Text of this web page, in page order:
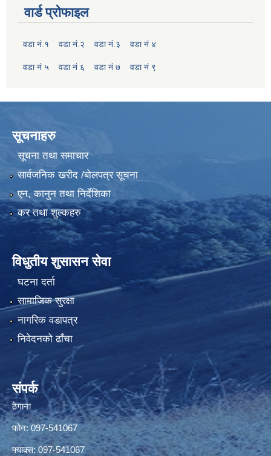
वार्ड प्रोफाइल
वडा नं.१ वडा नं.२ वडा नं.३ वडा नं ४
वडा नं ५ वडा नं ६ वडा नं ७ वडा नं ९
सूचनाहरु
सूचना तथा समाचार
सार्वजनिक खरीद /बोलपत्र सूचना
एन, कानुन तथा निर्देशिका
कर तथा शुल्कहरु
विधुतीय शुसासन सेवा
घटना दर्ता
सामाजिक सुरक्षा
नागरिक वडापत्र
निवेदनको ढाँचा
संपर्क
ठेगाना
फोन: 097-541067
फ्याक्स: 097-541067